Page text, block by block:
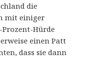
die
mit einiger
Hürde
einen Patt
dass sie dann